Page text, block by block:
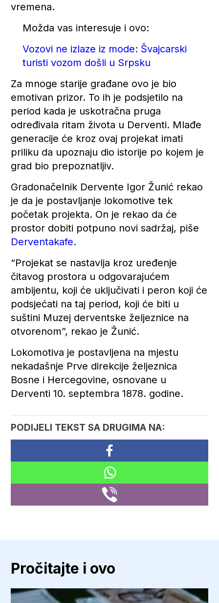
vremena.
Možda vas interesuje i ovo:
Vozovi ne izlaze iz mode: Švajcarski
turisti vozom došli u Srpsku
Za mnoge starije građane ovo je bio
emotivan prizor. To ih je podsjetilo na
period kada je uskotračna pruga
određivala ritam života u Derventi. Mlađe
generacije će kroz ovaj projekat imati
priliku da upoznaju dio istorije po kojem je
grad bio prepoznatljiv.
Gradonačelnik Dervente Igor Žunić rekao
je da je postavljanje lokomotive tek
početak projekta. On je rekao da će
prostor dobiti potpuno novi sadržaj, piše
Derventakafe.
“Projekat se nastavlja kroz uređenje
čitavog prostora u odgovarajućem
ambijentu, koji će uključivati i peron koji će
podsjećati na taj period, koji će biti u
suštini Muzej derventske željeznice na
otvorenom”, rekao je Žunić.
Lokomotiva je postavljena na mjestu
nekadašnje Prve direkcije željeznica
Bosne i Hercegovine, osnovane u
Derventi 10. septembra 1878. godine.
PODIJELI TEKST SA DRUGIMA NA:
Pročitajte i ovo